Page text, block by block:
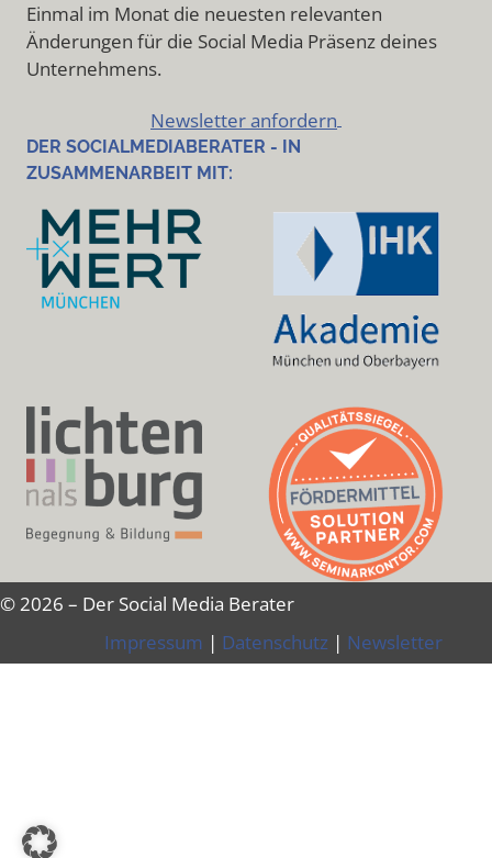
Einmal im Monat die neuesten relevanten
Änderungen für die Social Media Präsenz deines
Unternehmens.
Newsletter anfordern
DER SOCIALMEDIABERATER - IN
ZUSAMMENARBEIT MIT:
© 2026 – Der Social Media Berater
Impressum | Datenschutz | Newsletter